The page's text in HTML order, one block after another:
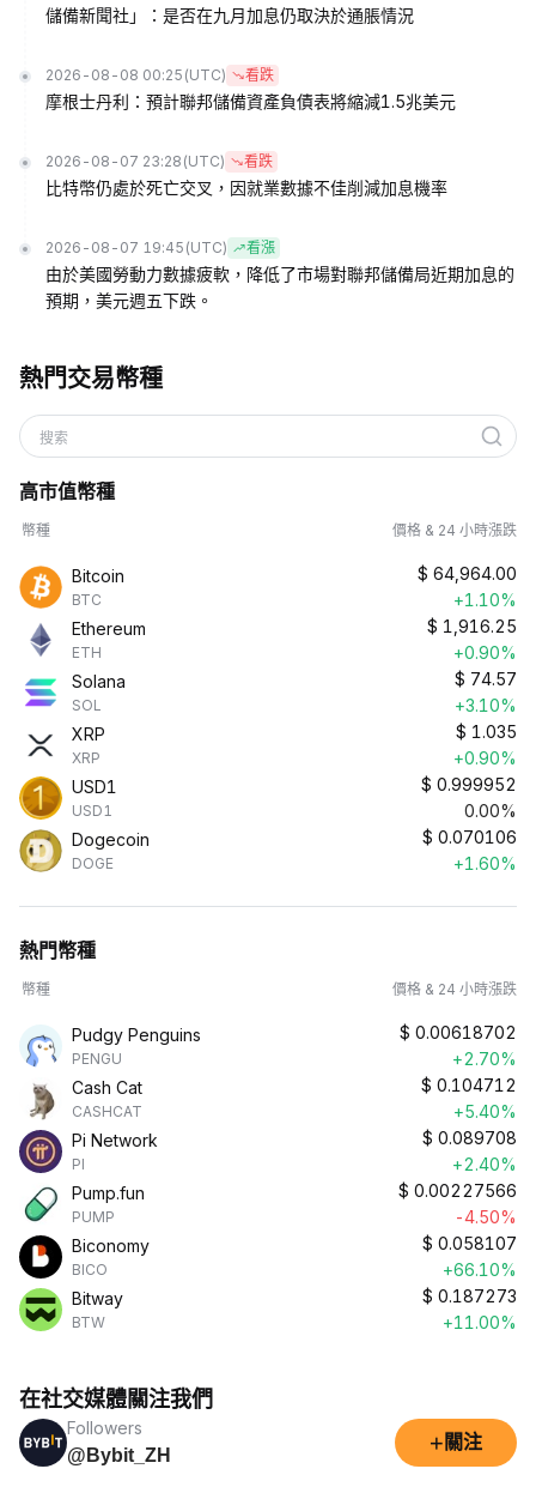
儲備新聞社」：是否在九月加息仍取決於通脹情況
2026-08-08 00:25 (UTC) 看跌
摩根士丹利：預計聯邦儲備資產負債表將縮減1.5兆美元
2026-08-07 23:28 (UTC) 看跌
比特幣仍處於死亡交叉，因就業數據不佳削減加息機率
2026-08-07 19:45 (UTC) 看漲
由於美國勞動力數據疲軟，降低了市場對聯邦儲備局近期加息的
預期，美元週五下跌。
熱門交易幣種
搜索
高市值幣種
幣種 價格 & 24 小時漲跌
Bitcoin
BTC
$ 64,964.00
+1.10%
Ethereum
ETH
$ 1,916.25
+0.90%
Solana
SOL
$ 74.57
+3.10%
XRP
XRP
$ 1.035
+0.90%
USD1
USD1
$ 0.999952
0.00%
Dogecoin
DOGE
$ 0.070106
+1.60%
熱門幣種
幣種 價格 & 24 小時漲跌
Pudgy Penguins
PENGU
$ 0.00618702
+2.70%
Cash Cat
CASHCAT
$ 0.104712
+5.40%
Pi Network
PI
$ 0.089708
+2.40%
Pump.fun
PUMP
$ 0.00227566
-4.50%
Biconomy
BICO
$ 0.058107
+66.10%
Bitway
BTW
$ 0.187273
+11.00%
在社交媒體關注我們
Followers
@Bybit_ZH
+ 關注